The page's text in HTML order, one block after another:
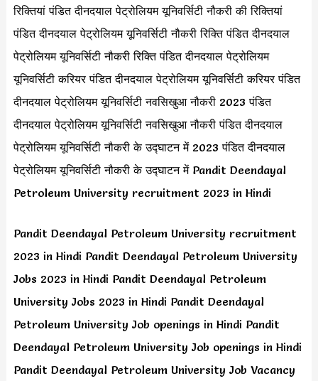
रिक्तियां पंडित दीनदयाल पेट्रोलियम यूनिवर्सिटी नौकरी की रिक्तियां
पंडित दीनदयाल पेट्रोलियम यूनिवर्सिटी नौकरी रिक्ति पंडित दीनदयाल
पेट्रोलियम यूनिवर्सिटी नौकरी रिक्ति पंडित दीनदयाल पेट्रोलियम
यूनिवर्सिटी करियर पंडित दीनदयाल पेट्रोलियम यूनिवर्सिटी करियर पंडित
दीनदयाल पेट्रोलियम यूनिवर्सिटी नवसिखुआ नौकरी 2023 पंडित
दीनदयाल पेट्रोलियम यूनिवर्सिटी नवसिखुआ नौकरी पंडित दीनदयाल
पेट्रोलियम यूनिवर्सिटी नौकरी के उद्घाटन में 2023 पंडित दीनदयाल
पेट्रोलियम यूनिवर्सिटी नौकरी के उद्घाटन में Pandit Deendayal
Petroleum University recruitment 2023 in Hindi
Pandit Deendayal Petroleum University recruitment
2023 in Hindi Pandit Deendayal Petroleum University
Jobs 2023 in Hindi Pandit Deendayal Petroleum
University Jobs 2023 in Hindi Pandit Deendayal
Petroleum University Job openings in Hindi Pandit
Deendayal Petroleum University Job openings in Hindi
Pandit Deendayal Petroleum University Job Vacancy